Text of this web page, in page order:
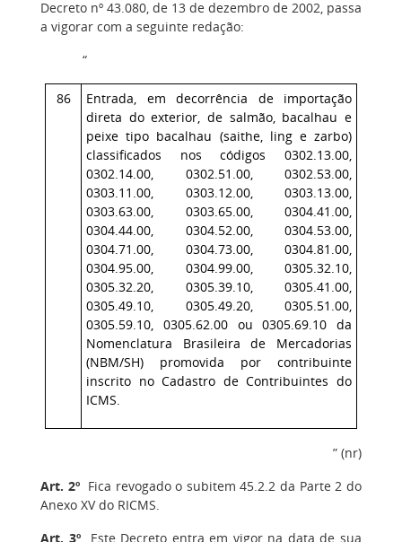
Decreto nº 43.080, de 13 de dezembro de 2002, passa
a vigorar com a seguinte redação:
“
86
Entrada, em decorrência de importação
direta do exterior, de salmão, bacalhau e
peixe tipo bacalhau (saithe, ling e zarbo)
classificados nos códigos 0302.13.00,
0302.14.00, 0302.51.00, 0302.53.00,
0303.11.00, 0303.12.00, 0303.13.00,
0303.63.00, 0303.65.00, 0304.41.00,
0304.44.00, 0304.52.00, 0304.53.00,
0304.71.00, 0304.73.00, 0304.81.00,
0304.95.00, 0304.99.00, 0305.32.10,
0305.32.20, 0305.39.10, 0305.41.00,
0305.49.10, 0305.49.20, 0305.51.00,
0305.59.10, 0305.62.00 ou 0305.69.10 da
Nomenclatura Brasileira de Mercadorias
(NBM/SH) promovida por contribuinte
inscrito no Cadastro de Contribuintes do
ICMS.
” (nr)
Art. 2ºFica revogado o subitem 45.2.2 da Parte 2 do
Anexo XV do RICMS.
Art. 3ºEste Decreto entra em vigor na data de sua